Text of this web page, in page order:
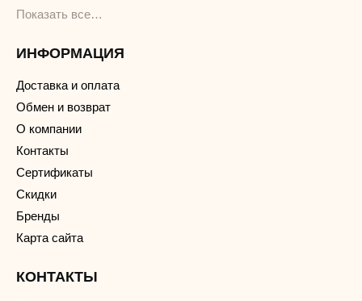
Показать все…
ИНФОРМАЦИЯ
Доставка и оплата
Обмен и возврат
О компании
Контакты
Сертификаты
Скидки
Бренды
Карта сайта
КОНТАКТЫ